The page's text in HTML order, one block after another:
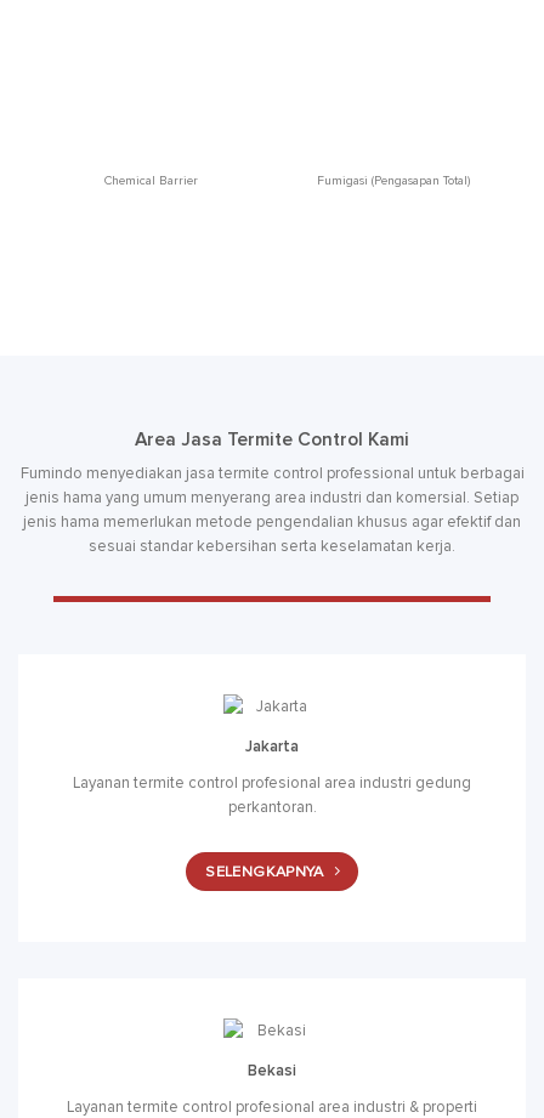
Chemical Barrier Fumigasi (Pengasapan Total)
Area Jasa Termite Control Kami
Fumindo menyediakan jasa termite control professional untuk berbagai
jenis hama yang umum menyerang area industri dan komersial. Setiap
jenis hama memerlukan metode pengendalian khusus agar efektif dan
sesuai standar kebersihan serta keselamatan kerja.
Jakarta
Layanan termite control profesional area industri gedung
perkantoran.
SELENGKAPNYA
Bekasi
Layanan termite control profesional area industri & properti